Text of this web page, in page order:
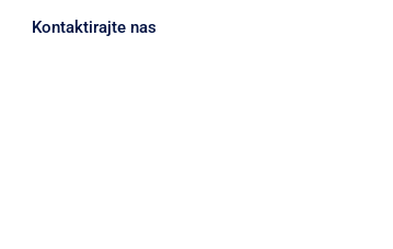
Kontaktirajte nas